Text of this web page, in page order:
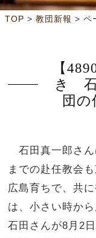
TOP > 教団新報 > ペ
【
き
団の
石田真一郎さん
までの赴任教会
広島育ちで、共
は、小さい時か
石田さんが8月2